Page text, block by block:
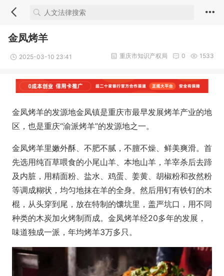
金凤烤羊
2025-03-10 23:41 1533
0
重庆市知识产权局
金凤烤羊的发源地金凤镇是重庆市最早发展烤羊产业的地
区，也是重庆“渝派烤羊”的发源地之一。
金凤烤羊里嫩外酥、不肥不腻，不膻不燥、鲜美爽滑。首
先选用纯百草喂食的小尾山羊、本地山羊，羊宰杀后去蹄
及内脏，用精面粉、盐水、鸡蛋、姜黄、胡椒粉和孜然粉
等调成糊状，均匀地抹在羊的全身。然后用钉有铁钉的木
棍，从头穿到尾，放在特制的馕坑里，盖严坑口，用不同
种类的木炭加火烤制而成。金凤烤羊经20多年的发展，
味道独成一派，年均烤羊3万多只。